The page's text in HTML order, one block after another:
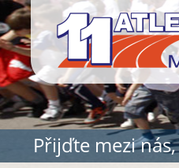
Přijďte mezi